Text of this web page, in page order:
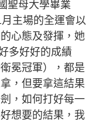
聖母大學畢業
主場的全運會以
心態及發揮，她
多好好的成績
冕冠軍），都是
，但要拿這結果
，如何打好每一
想要的結果，我